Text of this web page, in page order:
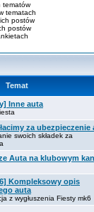
tematów
tematach
postów
postów
Temat
Inne auta
za ubezpieczenie
swoich składek za
Auta na klubowym
Kompleksowy opis
auta
z wygłuszenia Fiesty mk6